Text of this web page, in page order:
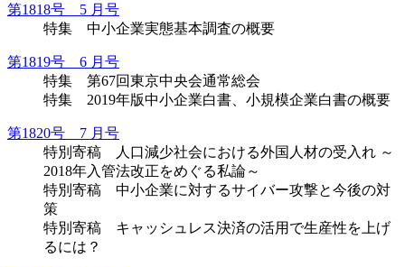
第1818号 5 月号
特集 中小企業実態基本調査の概要
第1819号 6 月号
特集 第67回東京中央会通常総会
特集 2019年版中小企業白書、小規模企業白書の概要
第1820号 7 月号
特別寄稿 人口減少社会における外国人材の受入れ ～
2018年入管法改正をめぐる私論～
特別寄稿 中小企業に対するサイバー攻撃と今後の対
策
特別寄稿 キャッシュレス決済の活用で生産性を上げ
るには？